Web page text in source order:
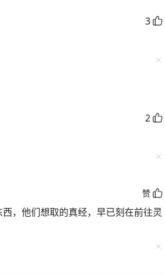
3
2
赞
，他们想取的真经，早已刻在前往灵